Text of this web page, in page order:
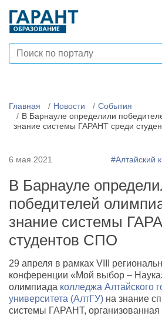
Главная Новости
События
В Барнауле определили
знание системы ГАРАНТ среди
6 мая 2021 #Алтайский
В Барнауле
победителей
знание системы
студентов СПО
29 апреля в рамках VIII
конференции «Мой выбор –
олимпиада колледжа Алтайского
университета (АлтГУ) на знание
системы ГАРАНТ, организованная